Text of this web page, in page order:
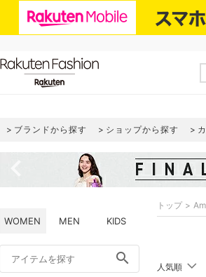
ブランドから探す ショップから探す
WOMEN MEN KIDS
search
トップ
人気順